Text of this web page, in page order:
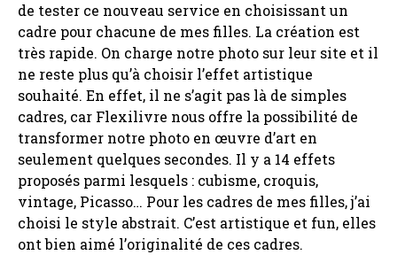
de tester ce nouveau service en choisissant un
cadre pour chacune de mes filles. La création est
très rapide. On charge notre photo sur leur site et il
ne reste plus qu’à choisir l’effet artistique
souhaité. En effet, il ne s’agit pas là de simples
cadres, car Flexilivre nous offre la possibilité de
transformer notre photo en œuvre d’art en
seulement quelques secondes. Il y a 14 effets
proposés parmi lesquels : cubisme, croquis,
vintage, Picasso… Pour les cadres de mes filles, j’ai
choisi le style abstrait. C’est artistique et fun, elles
ont bien aimé l’originalité de ces cadres.